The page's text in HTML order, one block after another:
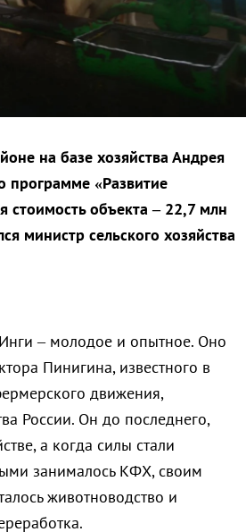
на базе хозяйства Андрея
программе «Развитие
стоимость объекта – 22,7 млн
министр сельского хозяйства
– молодое и опытное. Оно
Пинигина, известного в
движения,
России. Он до последнего,
а когда силы стали
занималось КФХ, своим
животноводство и